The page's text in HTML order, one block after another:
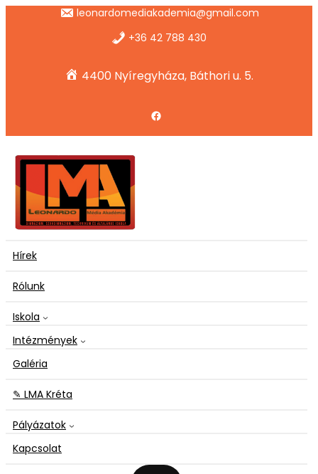
leonardomediakademia@gmail.com
+36 42 788 430
4400 Nyíregyháza, Báthori u. 5.
Facebook
Hírek
Rólunk
Iskola
Intézmények
Galéria
✎ LMA Kréta
Pályázatok
Kapcsolat